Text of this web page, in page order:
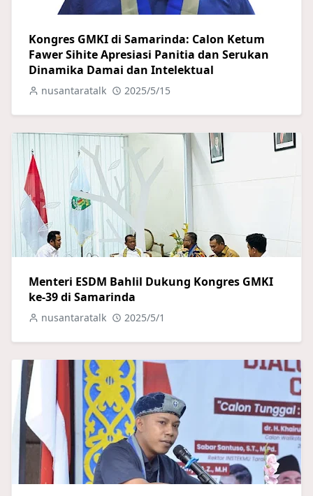
Kongres GMKI di Samarinda: Calon Ketum
Fawer Sihite Apresiasi Panitia dan Serukan
Dinamika Damai dan Intelektual
nusantaratalk 2025/5/15
Menteri ESDM Bahlil Dukung Kongres GMKI
ke-39 di Samarinda
nusantaratalk 2025/5/1